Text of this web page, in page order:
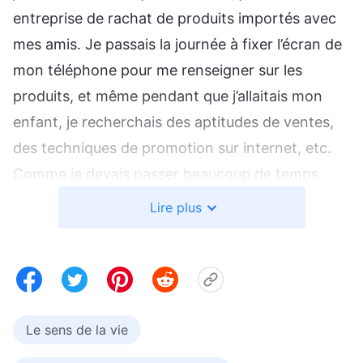
entreprise de rachat de produits importés avec
mes amis. Je passais la journée à fixer l’écran de
mon téléphone pour me renseigner sur les
produits, et même pendant que j’allaitais mon
enfant, je recherchais des aptitudes de ventes,
des techniques de promotion sur internet, etc.
Comme je devais passer beaucoup de temps
chaque jour à regarder mon téléphone et que je
ouvrir et mon dos était raide et douloureux, mais
de l’argent, alors j’ai dû travailler de mon lit.
Lire plus
Le sens de la vie